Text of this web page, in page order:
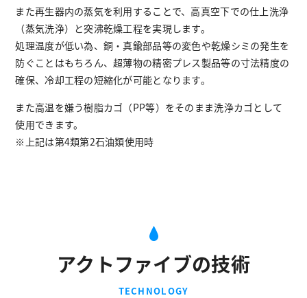
また再生器内の蒸気を利用することで、高真空下での仕上洗浄
（蒸気洗浄）と突沸乾燥工程を実現します。
処理温度が低い為、銅・真鍮部品等の変色や乾燥シミの発生を
防ぐことはもちろん、超薄物の精密プレス製品等の寸法精度の
確保、冷却工程の短縮化が可能となります。
また高温を嫌う樹脂カゴ（PP等）をそのまま洗浄カゴとして
使用できます。
※上記は第4類第2石油類使用時
アクトファイブの技術
TECHNOLOGY